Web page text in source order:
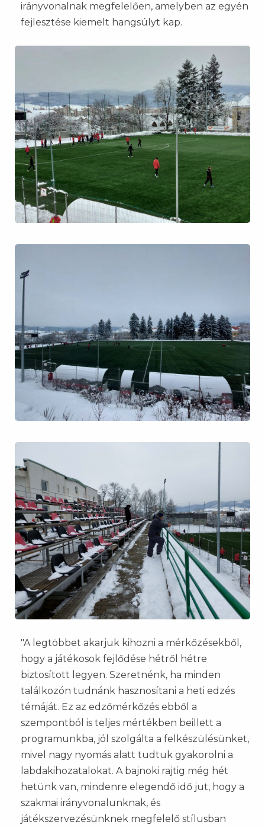
irányvonalnak megfelelően, amelyben az egyén
fejlesztése kiemelt hangsúlyt kap.
"A legtöbbet akarjuk kihozni a mérkőzésekből,
hogy a játékosok fejlődése hétről hétre
biztosított legyen. Szeretnénk, ha minden
találkozón tudnánk hasznosítani a heti edzés
témáját. Ez az edzőmérkőzés ebből a
szempontból is teljes mértékben beillett a
programunkba, jól szolgálta a felkészülésünket,
mivel nagy nyomás alatt tudtuk gyakorolni a
labdakihozatalokat. A bajnoki rajtig még hét
hetünk van, mindenre elegendő idő jut, hogy a
szakmai irányvonalunknak, és
játékszervezésünknek megfelelő stílusban